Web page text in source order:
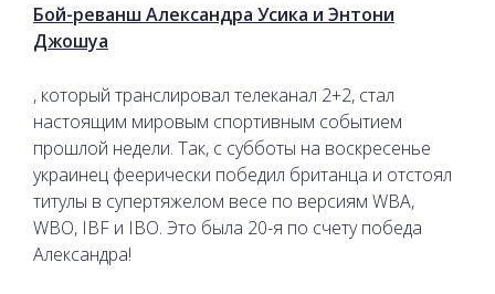
Бой-реванш Александра Усика и Энтони
Джошуа
, который транслировал телеканал 2+2, стал
настоящим мировым спортивным событием
прошлой недели. Так, с субботы на воскресенье
украинец феерически победил британца и отстоял
титулы в супертяжелом весе по версиям WBA,
WBO, IBF и IBO. Это была 20-я по счету победа
Александра!